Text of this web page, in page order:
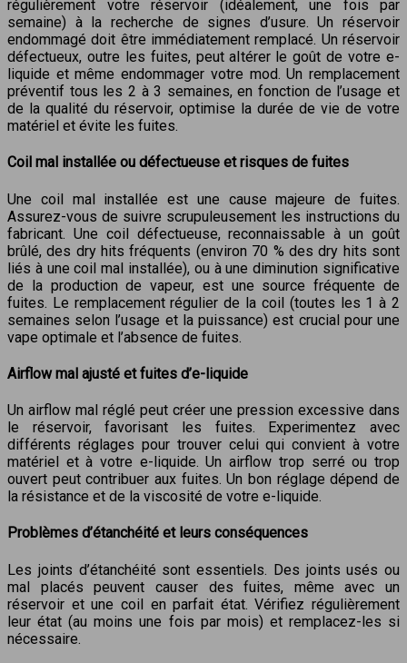
régulièrement votre réservoir (idéalement, une fois par
semaine) à la recherche de signes d’usure. Un réservoir
endommagé doit être immédiatement remplacé. Un réservoir
défectueux, outre les fuites, peut altérer le goût de votre e-
liquide et même endommager votre mod. Un remplacement
préventif tous les 2 à 3 semaines, en fonction de l’usage et
de la qualité du réservoir, optimise la durée de vie de votre
matériel et évite les fuites.
Coil mal installée ou défectueuse et risques de fuites
Une coil mal installée est une cause majeure de fuites.
Assurez-vous de suivre scrupuleusement les instructions du
fabricant. Une coil défectueuse, reconnaissable à un goût
brûlé, des dry hits fréquents (environ 70 % des dry hits sont
liés à une coil mal installée), ou à une diminution significative
de la production de vapeur, est une source fréquente de
fuites. Le remplacement régulier de la coil (toutes les 1 à 2
semaines selon l’usage et la puissance) est crucial pour une
vape optimale et l’absence de fuites.
Airflow mal ajusté et fuites d’e-liquide
Un airflow mal réglé peut créer une pression excessive dans
le réservoir, favorisant les fuites. Experimentez avec
différents réglages pour trouver celui qui convient à votre
matériel et à votre e-liquide. Un airflow trop serré ou trop
ouvert peut contribuer aux fuites. Un bon réglage dépend de
la résistance et de la viscosité de votre e-liquide.
Problèmes d’étanchéité et leurs conséquences
Les joints d’étanchéité sont essentiels. Des joints usés ou
mal placés peuvent causer des fuites, même avec un
réservoir et une coil en parfait état. Vérifiez régulièrement
leur état (au moins une fois par mois) et remplacez-les si
nécessaire.